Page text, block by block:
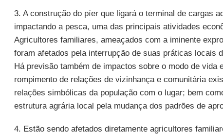
3. A construção do píer que ligará o terminal de cargas
impactando a pesca, uma das principais atividades
Agricultores familiares, ameaçados com a iminente
foram afetados pela interrupção de suas práticas locais
Há previsão também de impactos sobre o modo de vida
rompimento de relações de vizinhança e comunitária
relações simbólicas da população com o lugar; bem
estrutura agrária local pela mudança dos padrões de
4. Estão sendo afetados diretamente agricultores